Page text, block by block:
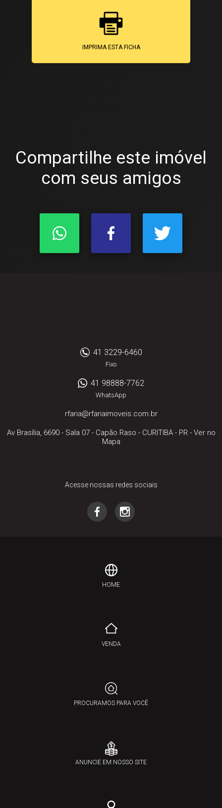
IMPRIMA ESTA FICHA
Compartilhe este imóvel
com seus amigos
41 3229-6460
Fixo
41 98888-7762
WhatsApp
rfaria@rfariaimoveis.com.br
Av Brasília, 6690 - Sala 07- Capão Raso - CURITIBA- PR- Ver no
Mapa
Acesse nossas redes sociais
HOME
VENDA
PROCURAMOS PARA VOCÊ
ANUNCIE EM NOSSO SITE